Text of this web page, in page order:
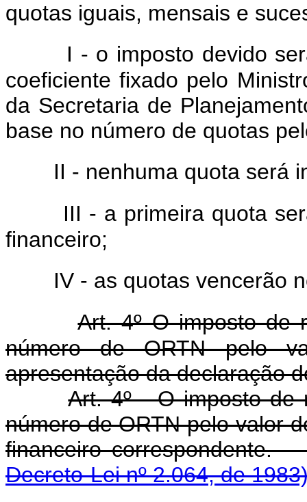
quotas iguais, mensais e
I - o imposto devido
coeficiente fixado pelo
da Secretaria de
base no número de quotas
II - nenhuma quota será
III - a primeira quota
financeiro;
IV - as quotas vencerão
Art. 4º O imposto de
número de ORTN pelo
apresentação da declaração
Art. 4º - O imposto de
número de ORTN pelo valor
financeiro
Decreto-Lei nº 2.064, de